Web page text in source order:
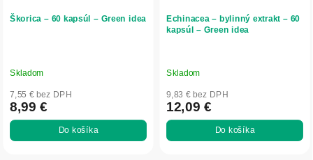
Škorica – 60 kapsúl – Green idea
Skladom
7,55 € bez DPH
8,99 €
Do košíka
Echinacea – bylinný extrakt – 60
kapsúl – Green idea
Skladom
9,83 € bez DPH
12,09 €
Do košíka